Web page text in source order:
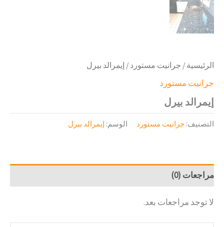
الرئيسية / جرانيت مستورد / إيمرالد بيرل
جرانيت مستورد
إيمرالد بيرل
التصنيف: جرانيت مستورد الوسم: إيمرالد بيرل
مراجعات (0)
لا توجد مراجعات بعد.